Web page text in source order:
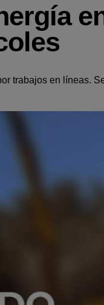
trabajos en líneas.